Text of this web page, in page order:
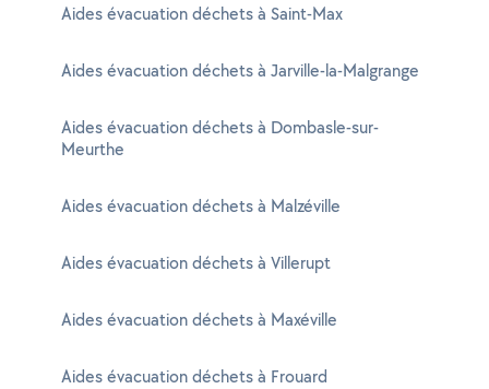
Aides évacuation déchets à Saint-Max
Aides évacuation déchets à Jarville-la-Malgrange
Aides évacuation déchets à Dombasle-sur-
Meurthe
Aides évacuation déchets à Malzéville
Aides évacuation déchets à Villerupt
Aides évacuation déchets à Maxéville
Aides évacuation déchets à Frouard